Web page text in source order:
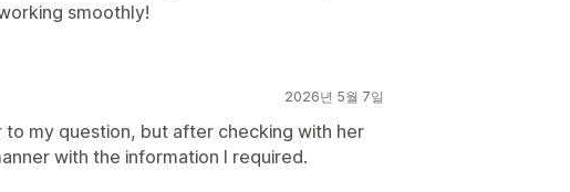
smoothly!
2026년 5월 7일
my question, but after checking with her
with the information I required.